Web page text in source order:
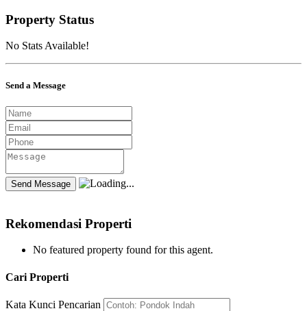
Property Status
No Stats Available!
Send a Message
Rekomendasi Properti
No featured property found for this agent.
Cari Properti
Kata Kunci Pencarian